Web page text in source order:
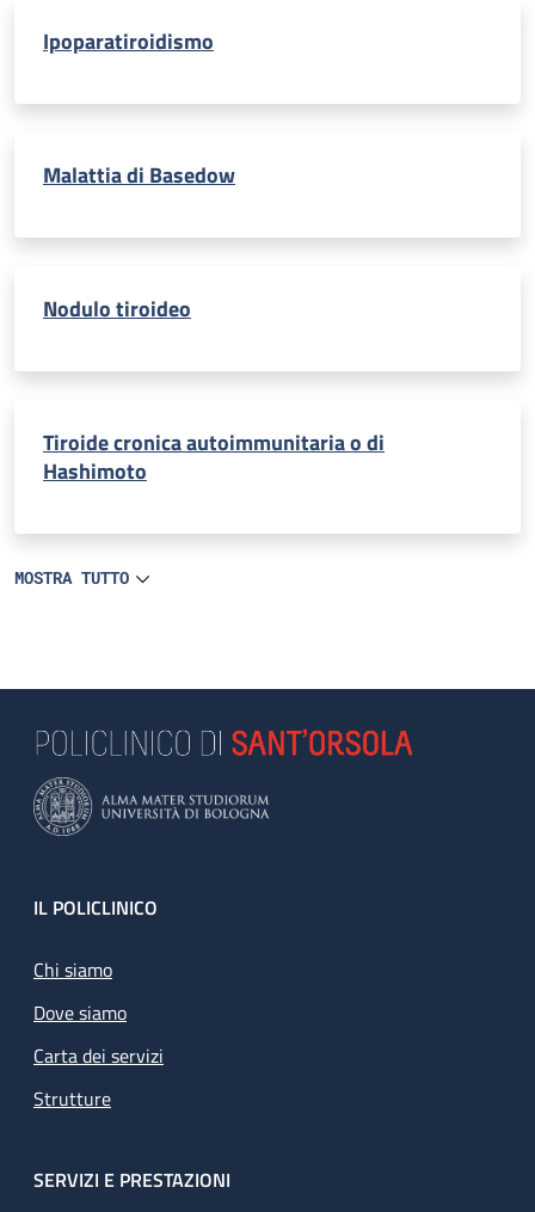
Ipoparatiroidismo
Malattia di Basedow
Nodulo tiroideo
Tiroide cronica autoimmunitaria o di
Hashimoto
MOSTRA TUTTO
Footer
IL POLICLINICO
Chi siamo
Dove siamo
Carta dei servizi
Strutture
SERVIZI E PRESTAZIONI